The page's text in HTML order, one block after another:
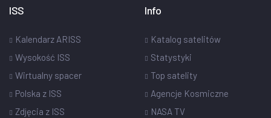
ISS
Kalendarz ARISS
Wysokość ISS
Wirtualny spacer
Polska z ISS
Zdjęcia z ISS
Info
Katalog satelitów
Statystyki
Top satelity
Agencje Kosmiczne
NASA TV